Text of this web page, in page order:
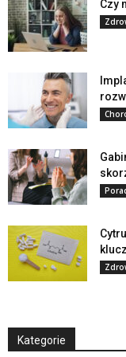
Czy
Kategorie